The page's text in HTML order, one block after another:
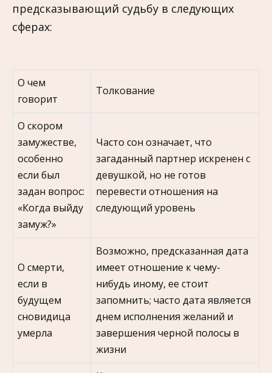
предсказывающий судьбу в следующих
сферах:
О чем
говорит
Толкование
О скором
замужестве,
особенно
если был
задан вопрос:
«Когда выйду
замуж?»
Часто сон означает, что
загаданный партнер искренен с
девушкой, но не готов
перевести отношения на
следующий уровень
О смерти,
если в
будущем
сновидица
умерла
Возможно, предсказанная дата
имеет отношение к чему-
нибудь иному, ее стоит
запомнить; часто дата является
днем исполнения желаний и
завершения черной полосы в
жизни